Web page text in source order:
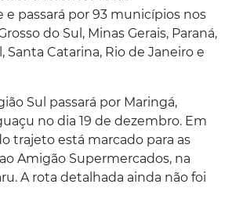
passará por 93 municípios nos
do Sul, Minas Gerais, Paraná,
Santa Catarina, Rio de Janeiro e
Sul passará por Maringá,
no dia 19 de dezembro. Em
trajeto está marcado para as
Amigão Supermercados, na
A rota detalhada ainda não foi